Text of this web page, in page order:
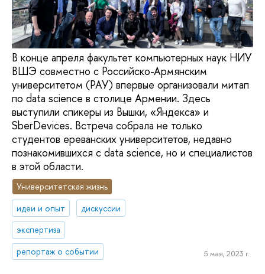
В конце апреля факультет компьютерных наук НИУ
ВШЭ совместно с Российско-Армянским
университетом (РАУ) впервые организовали митап
по data science в столице Армении. Здесь
выступили спикеры из Вышки, «Яндекса» и
SberDevices. Встреча собрала не только
студентов ереванских университетов, недавно
познакомившихся с data science, но и специалистов
в этой области.
Университетская жизнь
идеи и опыт
дискуссии
экспертиза
репортаж о событии
5 мая, 2023 г.